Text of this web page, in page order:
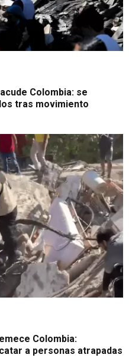
Colombia: se
tras movimiento
Colombia:
a personas atrapadas